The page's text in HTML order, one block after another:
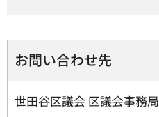
お問い合わせ先
世田谷区議会 区議会事務局